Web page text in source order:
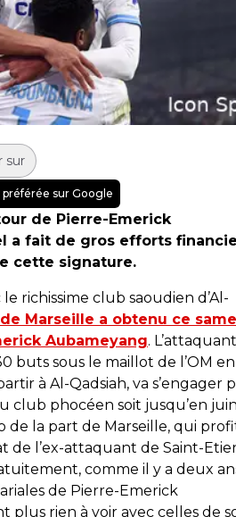
sur
sur Google
de Pierre-Emerick
a fait de gros efforts
cette signature.
richissime club saoudien d’Al-
de Marseille a obtenu ce
Aubameyang. L’attaquant
buts sous le maillot de l’OM en
à Al-Qadsiah, va s’engager
club phocéen soit jusqu’en
de la part de Marseille, qui
de l’ex-attaquant de Saint-
comme il y a deux
de Pierre-Emerick
plus rien à voir avec celles de